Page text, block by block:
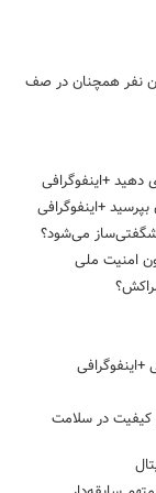
نفر همچنان در صف
+اینفوگرافی
امنیت ملی
کیفیت در سلامت